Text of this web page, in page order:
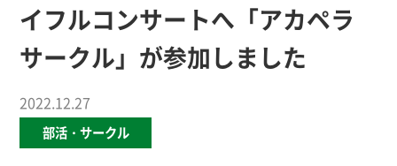
イフルコンサートへ「アカペラ
サークル」が参加しました
2022.12.27
部活・サークル